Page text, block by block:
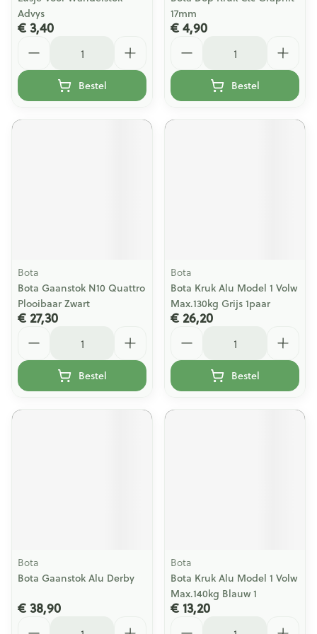
Advys
€ 3,40
Bestel
17mm
€ 4,90
Bestel
Bota
Bota Gaanstok N10 Quattro
Plooibaar Zwart
€ 27,30
Bestel
Bota
Bota Kruk Alu Model 1 Volw
Max.130kg Grijs 1paar
€ 26,20
Bestel
Bota
Bota Gaanstok Alu Derby
€ 38,90
Bota
Bota Kruk Alu Model 1 Volw
Max.140kg Blauw 1
€ 13,20